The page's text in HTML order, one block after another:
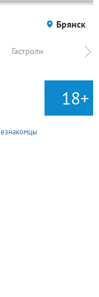
Брянск
Гастроли
18+